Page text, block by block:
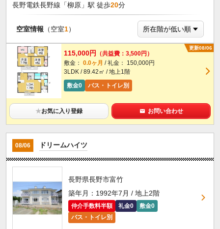
長野電鉄長野線「柳原」駅 徒歩20分
空室情報 （空室1）
更新08/06
115,000円
（共益費：3,500円）
敷金： 0.0ヶ月 / 礼金： 150,000円
3LDK / 89.42㎡ / 地上1階
敷金0
バス・トイレ別
★お気に入り登録 お問い合わせ
08/06 ドリームハイツ
長野県長野市富竹
築年月：1992年7月 / 地上2階
仲介手数料半額 礼金0
敷金0
バス・トイレ別